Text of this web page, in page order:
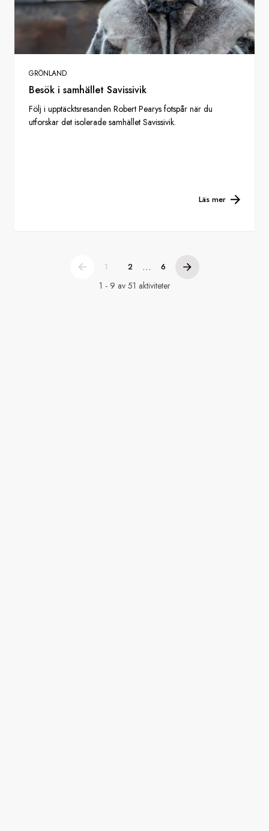
GRÖNLAND
Besök i samhället Savissivik
Följ i upptäcktsresanden Robert Pearys fotspår när du
utforskar det isolerade samhället Savissivik.
Läs mer
1 2 ... 6
1 - 9 av 51 aktiviteter